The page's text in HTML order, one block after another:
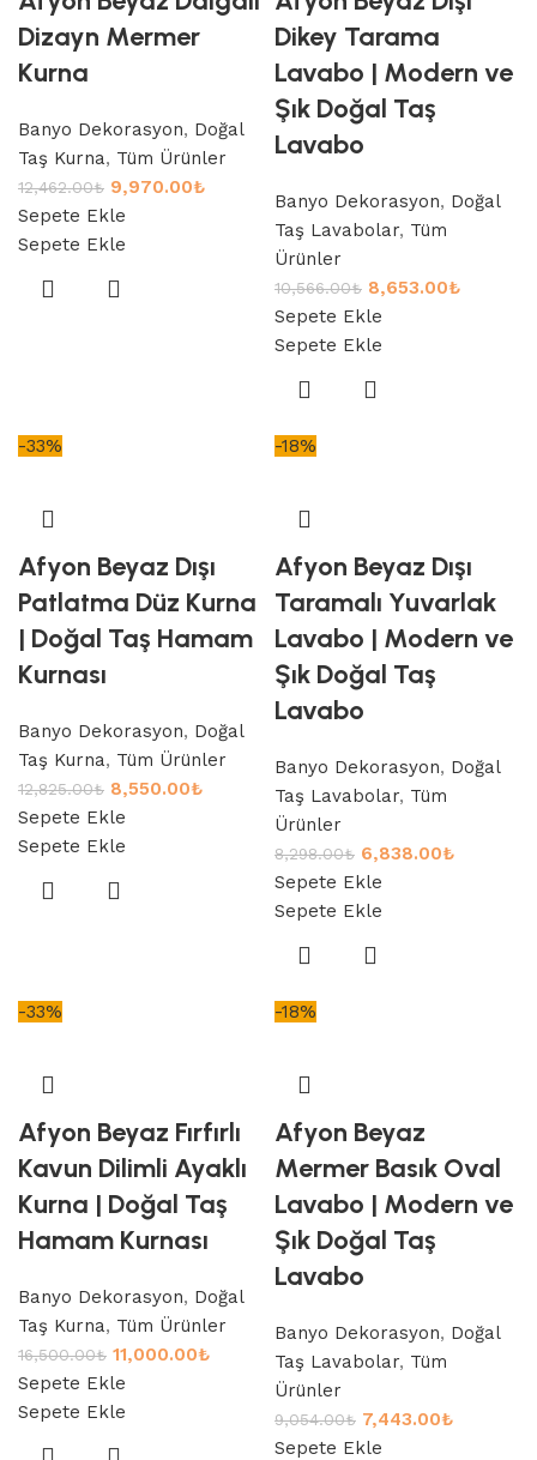
Dizayn Mermer
Kurna
Banyo Dekorasyon, Doğal
Taş Kurna, Tüm Ürünler
12,462.00₺ 9,970.00₺
Sepete Ekle
Sepete Ekle
Dikey Tarama
Lavabo | Modern ve
Şık Doğal Taş
Lavabo
Banyo Dekorasyon, Doğal
Taş Lavabolar, Tüm
Ürünler
10,566.00₺ 8,653.00₺
Sepete Ekle
Sepete Ekle
-33%
Afyon Beyaz Dışı
Patlatma Düz Kurna
| Doğal Taş Hamam
Kurnası
Banyo Dekorasyon, Doğal
Taş Kurna, Tüm Ürünler
12,825.00₺ 8,550.00₺
Sepete Ekle
Sepete Ekle
-18%
Afyon Beyaz Dışı
Taramalı Yuvarlak
Lavabo | Modern ve
Şık Doğal Taş
Lavabo
Banyo Dekorasyon, Doğal
Taş Lavabolar, Tüm
Ürünler
8,298.00₺ 6,838.00₺
Sepete Ekle
Sepete Ekle
-33%
Afyon Beyaz Fırfırlı
Kavun Dilimli Ayaklı
Kurna | Doğal Taş
Hamam Kurnası
Banyo Dekorasyon, Doğal
Taş Kurna, Tüm Ürünler
16,500.00₺ 11,000.00₺
Sepete Ekle
Sepete Ekle
-18%
Afyon Beyaz
Mermer Basık Oval
Lavabo | Modern ve
Şık Doğal Taş
Lavabo
Banyo Dekorasyon, Doğal
Taş Lavabolar, Tüm
Ürünler
9,054.00₺ 7,443.00₺
Sepete Ekle